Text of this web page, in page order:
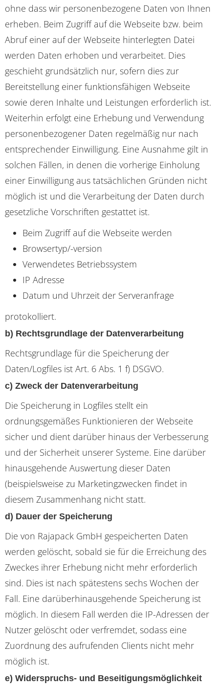
ohne dass wir personenbezogene Daten von Ihnen
erheben. Beim Zugriff auf die Webseite bzw. beim
Abruf einer auf der Webseite hinterlegten Datei
werden Daten erhoben und verarbeitet. Dies
geschieht grundsätzlich nur, sofern dies zur
Bereitstellung einer funktionsfähigen Webseite
sowie deren Inhalte und Leistungen erforderlich ist.
Weiterhin erfolgt eine Erhebung und Verwendung
personenbezogener Daten regelmäßig nur nach
entsprechender Einwilligung. Eine Ausnahme gilt in
solchen Fällen, in denen die vorherige Einholung
einer Einwilligung aus tatsächlichen Gründen nicht
möglich ist und die Verarbeitung der Daten durch
gesetzliche Vorschriften gestattet ist.
Beim Zugriff auf die Webseite werden
Browsertyp/-version
Verwendetes Betriebssystem
IP Adresse
Datum und Uhrzeit der Serveranfrage
protokolliert.
b) Rechtsgrundlage der Datenverarbeitung
Rechtsgrundlage für die Speicherung der
Daten/Logfiles ist Art. 6 Abs. 1 f) DSGVO.
c) Zweck der Datenverarbeitung
Die Speicherung in Logfiles stellt ein
ordnungsgemäßes Funktionieren der Webseite
sicher und dient darüber hinaus der Verbesserung
und der Sicherheit unserer Systeme. Eine darüber
hinausgehende Auswertung dieser Daten
(beispielsweise zu Marketingzwecken findet in
diesem Zusammenhang nicht statt.
d) Dauer der Speicherung
Die von Rajapack GmbH gespeicherten Daten
werden gelöscht, sobald sie für die Erreichung des
Zweckes ihrer Erhebung nicht mehr erforderlich
sind. Dies ist nach spätestens sechs Wochen der
Fall. Eine darüberhinausgehende Speicherung ist
möglich. In diesem Fall werden die IP-Adressen der
Nutzer gelöscht oder verfremdet, sodass eine
Zuordnung des aufrufenden Clients nicht mehr
möglich ist.
e) Widerspruchs- und Beseitigungsmöglichkeit